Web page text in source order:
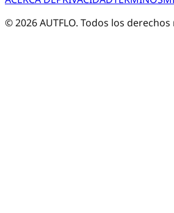
©2026AUTFLO. Todos los